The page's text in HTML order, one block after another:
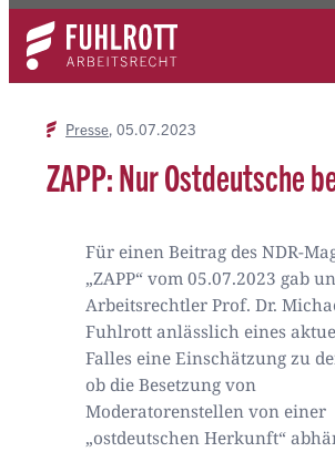
Zum
Inhalt
springen
Kontakt
Presse 05.07.2023
ZAPP: Nur Ostdeutsche
Für einen Beitrag des NDR-
„ZAPP“ vom 05.07.2023 gab
Arbeitsrechtler Prof. Dr.
Fuhlrott anlässlich eines
Falles eine Einschätzung zu
ob die Besetzung von
Moderatorenstellen von einer
„ostdeutschen Herkunft“